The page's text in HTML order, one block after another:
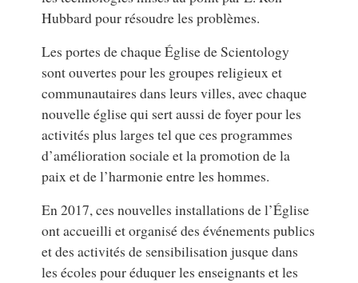
Hubbard pour résoudre les problèmes.
Les portes de chaque Église de Scientology
sont ouvertes pour les groupes religieux et
communautaires dans leurs villes, avec chaque
nouvelle église qui sert aussi de foyer pour les
activités plus larges tel que ces programmes
d’amélioration sociale et la promotion de la
paix et de l’harmonie entre les hommes.
En 2017, ces nouvelles installations de l’Église
ont accueilli et organisé des événements publics
et des activités de sensibilisation jusque dans
les écoles pour éduquer les enseignants et les